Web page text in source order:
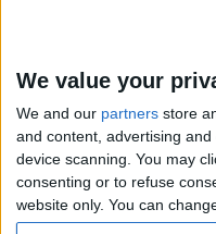
We value your
We and our partners store
and content, advertising
device scanning. You may
consenting or to refuse
website only. You can